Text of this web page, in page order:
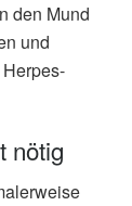
den Mund
und
nötig